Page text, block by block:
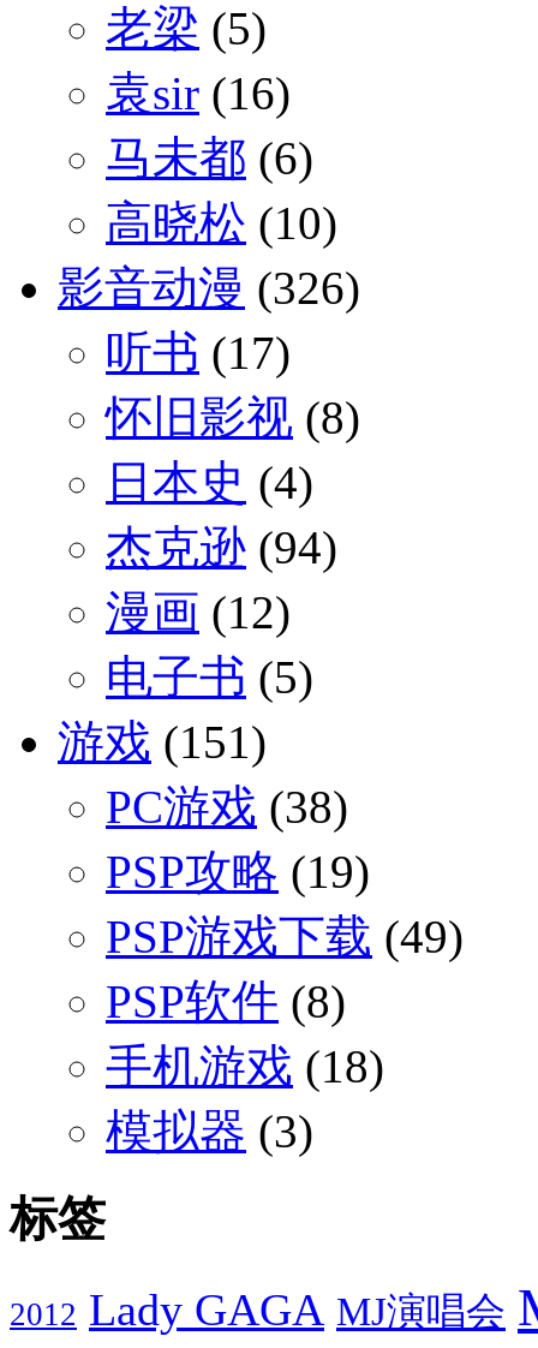
老梁 (5)
袁sir (16)
马未都 (6)
高晓松 (10)
影音动漫 (326)
听书 (17)
怀旧影视 (8)
日本史 (4)
杰克逊 (94)
漫画 (12)
电子书 (5)
游戏 (151)
PC游戏 (38)
PSP攻略 (19)
PSP游戏下载 (49)
PSP软件 (8)
手机游戏 (18)
模拟器 (3)
标签
2012 Lady GAGA MJ演唱会